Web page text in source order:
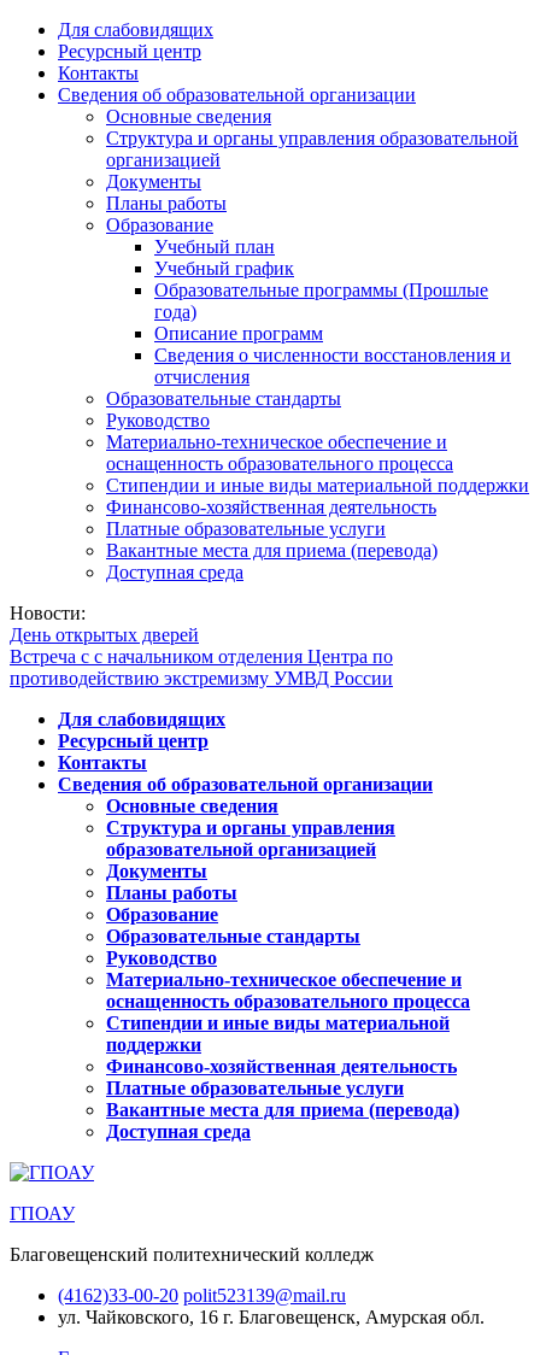
Для слабовидящих
Ресурсный центр
Контакты
Сведения об образовательной организации
Основные сведения
Структура и органы управления образовательной
организацией
Документы
Планы работы
Образование
Учебный план
Учебный график
Образовательные программы (Прошлые
года)
Описание программ
Сведения о численности восстановления и
отчисления
Образовательные стандарты
Руководство
Материально-техническое обеспечение и
оснащенность образовательного процесса
Стипендии и иные виды материальной поддержки
Финансово-хозяйственная деятельность
Платные образовательные услуги
Вакантные места для приема (перевода)
Доступная среда
Новости:
День открытых дверей
Встреча с с начальником отделения Центра по
противодействию экстремизму УМВД России
Для слабовидящих
Ресурсный центр
Контакты
Сведения об образовательной организации
Основные сведения
Структура и органы управления
образовательной организацией
Документы
Планы работы
Образование
Образовательные стандарты
Руководство
Материально-техническое обеспечение и
оснащенность образовательного процесса
Стипендии и иные виды материальной
поддержки
Финансово-хозяйственная деятельность
Платные образовательные услуги
Вакантные места для приема (перевода)
Доступная среда
ГПОАУ
Благовещенский политехнический колледж
(4162)33-00-20 polit523139@mail.ru
ул. Чайковского, 16 г. Благовещенск, Амурская обл.